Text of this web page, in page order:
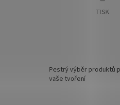
TISK
Pestrý výběr produktů
vaše tvoření